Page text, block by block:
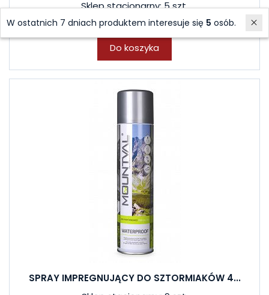
Sklep stacjonarny: 5 szt.
27,00 zł
Do koszyka
SPRAY IMPREGNUJĄCY DO SZTORMIAKÓW 4...
W ostatnich 7 dniach produktem interesuje się 5 osób.